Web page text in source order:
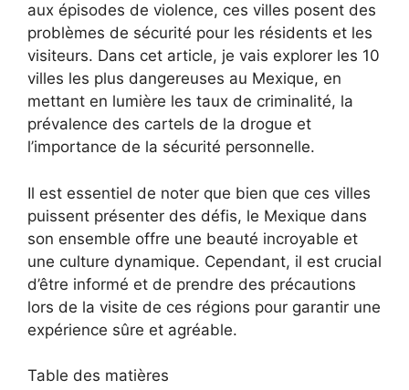
aux épisodes de violence, ces villes posent des
problèmes de sécurité pour les résidents et les
visiteurs. Dans cet article, je vais explorer les 10
villes les plus dangereuses au Mexique, en
mettant en lumière les taux de criminalité, la
prévalence des cartels de la drogue et
l’importance de la sécurité personnelle.
Il est essentiel de noter que bien que ces villes
puissent présenter des défis, le Mexique dans
son ensemble offre une beauté incroyable et
une culture dynamique. Cependant, il est crucial
d’être informé et de prendre des précautions
lors de la visite de ces régions pour garantir une
expérience sûre et agréable.
Table des matières